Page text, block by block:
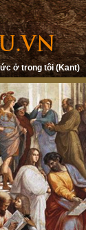
ở trong tôi (Kant)